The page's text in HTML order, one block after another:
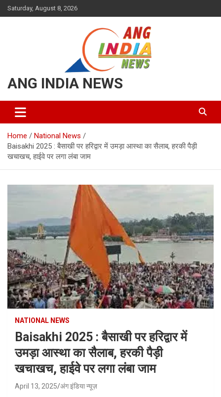
Skip
to
Saturday, August 8, 2026
ANG INDIA NEWS
Home
National News
Baisakhi 2025 : बैसाखी पर हरिद्वार में उमड़ा आस्था का सैलाब, हरकी पैड़ी
खचाखच, हाईवे पर लगा लंबा जाम
NATIONAL NEWS
Baisakhi 2025 : बैसाखी पर हरिद्वार में
उमड़ा आस्था का सैलाब, हरकी पैड़ी
खचाखच, हाईवे पर लगा लंबा जाम
April 13, 2025 अंग इंडिया न्यूज़